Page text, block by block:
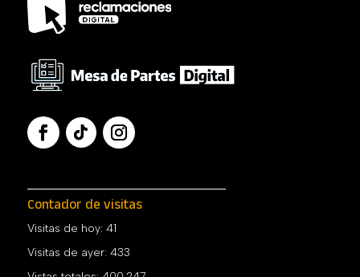
Contador de visitas
Visitas de hoy: 41
Visitas de ayer: 433